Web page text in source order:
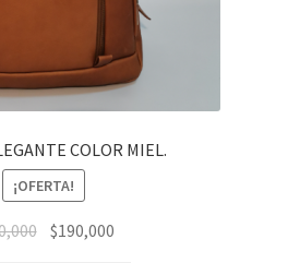
COLOR MIEL.
¡OFERTA!
El$190,000